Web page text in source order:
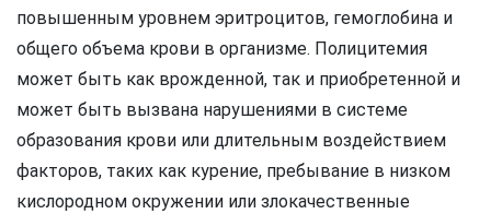
повышенным уровнем эритроцитов, гемоглобина и
общего объема крови в организме. Полицитемия
может быть как врожденной, так и приобретенной и
может быть вызвана нарушениями в системе
образования крови или длительным воздействием
факторов, таких как курение, пребывание в низком
кислородном окружении или злокачественные